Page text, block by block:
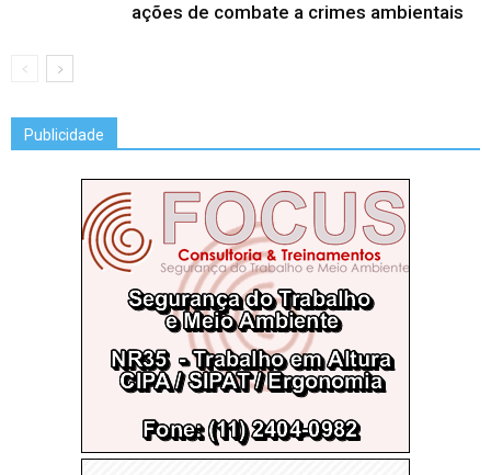
ações de combate a crimes ambientais
Publicidade